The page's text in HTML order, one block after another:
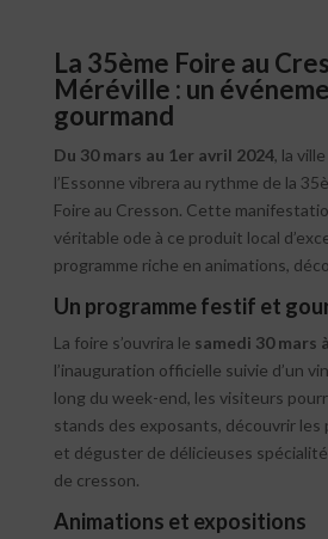
La 35ème Foire au
Méréville : un
gourmand
Du 30 mars au 1er avril 2024, la
l’Essonne vibrera au rythme de la
Foire au Cresson. Cette
véritable ode à ce produit local
programme riche en animations,
Un programme festif et
La foire s’ouvrira le samedi 30 mars
l’inauguration officielle suivie d’un
long du week-end, les visiteurs
stands des exposants, découvrir
et déguster de délicieuses
de cresson.
Animations et expositions